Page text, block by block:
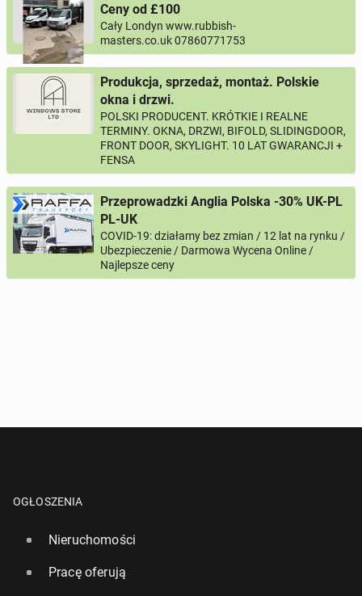
Ceny od £100
Cały Londyn www.rubbish-
masters.co.uk 07860771753
Produkcja, sprzedaż, montaż. Polskie
okna i drzwi.
POLSKI PRODUCENT. KRÓTKIE I REALNE
TERMINY. OKNA, DRZWI, BIFOLD, SLIDINGDOOR,
FRONT DOOR, SKYLIGHT. 10 LAT GWARANCJI +
FENSA
Przeprowadzki Anglia Polska -30% UK-PL
PL-UK
COVID-19: działamy bez zmian / 12 lat na rynku /
Ubezpieczenie / Darmowa Wycena Online /
Najlepsze ceny
OGŁOSZENIA
Nieruchomości
Pracę oferują